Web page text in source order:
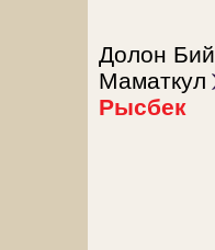
Долон Бий
Маматкул
Рысбек